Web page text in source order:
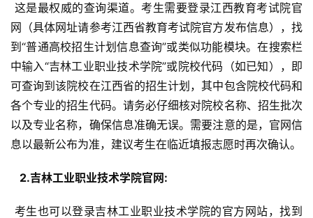
网（具体网址请参考江西省教育考试院官方发布信息），找
到“普通高校招生计划信息查询”或类似功能模块。在搜索栏
中输入“吉林工业职业技术学院”或院校代码（如已知），即
可查询到该院校在江西省的招生计划，其中包含院校代码和
各个专业的招生代码。请务必仔细核对院校名称、招生批次
以及专业名称，确保信息准确无误。需要注意的是，官网信
息以最新公布为准，建议考生在临近填报志愿时再次确认。
  2.吉林工业职业技术学院官网: